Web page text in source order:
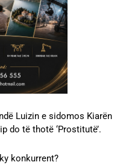
Luizin e sidomos Kiarën
do të thotë ‘Prostitutë’.
konkurrent?